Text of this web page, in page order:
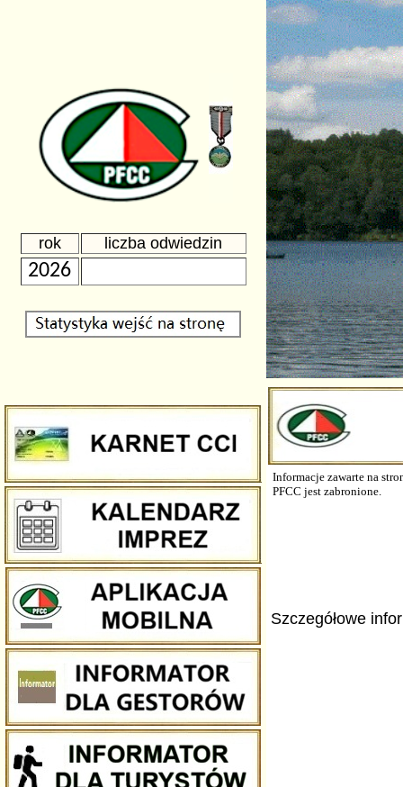
rok liczba odwiedzin
2026
Informacje zawarte na
PFCC jest zabronione.
Szczegółowe